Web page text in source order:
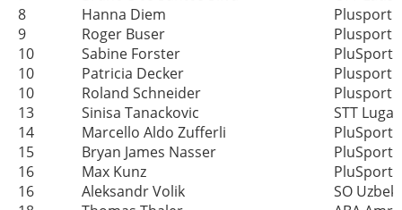
8
Hanna Diem
Plusport
9
Roger Buser
Plusport
10
Sabine Forster
PluSport
10
Patricia Decker
Plusport
10
Roland Schneider
Plusport
13
Sinisa Tanackovic
STT
14
Marcello Aldo Zufferli
PluSport
15
Bryan James Nasser
PluSport
16
Max Kunz
PluSport
16
Aleksandr Volik
SO